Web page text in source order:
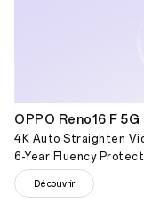
OPPO Reno16 F 5G
4K Auto Straighten
6-Year Fluency
Découvrir